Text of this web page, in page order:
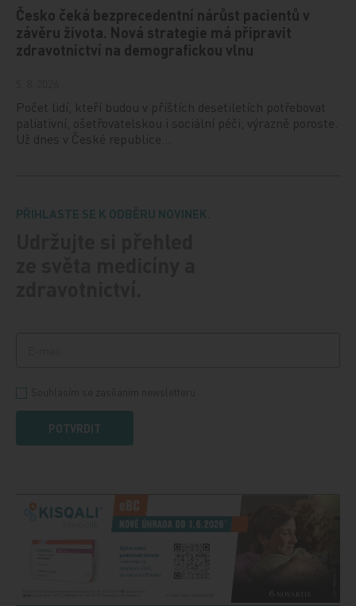
Česko čeká bezprecedentní nárůst pacientů v
závěru života. Nová strategie má připravit
zdravotnictví na demografickou vlnu
Počet lidí, kteří budou v příštích desetiletích potřebovat
paliativní, ošetřovatelskou i sociální péči, výrazně poroste.
Už dnes v České republice…
PŘIHLASTE SE K ODBĚRU NOVINEK.
POTVRDIT